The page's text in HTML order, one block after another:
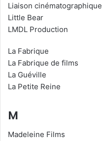
Liaison cinématographique
Little Bear
LMDL Production
La Fabrique
La Fabrique de films
La Guéville
La Petite Reine
M
Madeleine Films